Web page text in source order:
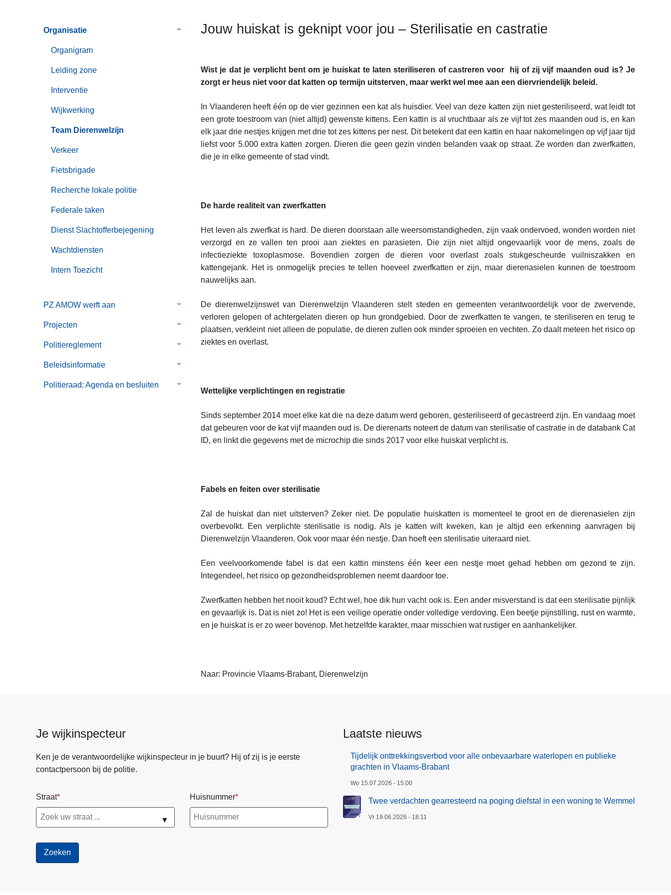
Organisatie
Submenu
Organigram
Leiding zone
Interventie
Wijkwerking
Team Dierenwelzijn
Verkeer
Fietsbrigade
Recherche lokale politie
Federale taken
Dienst Slachtofferbejegening
Wachtdiensten
Intern Toezicht
PZ AMOW werft aan
Submenu
AMOW
aan
Projecten
Submenu
Politiereglement
Submenu
Beleidsinformatie
Submenu
Beleidsinformatie
Politieraad: Agenda en besluiten
Submenu
Jouw huiskat is geknipt voor jou – Sterilisatie en castratie
Wist je dat je verplicht bent om je huiskat te laten steriliseren of castreren voor hij of zij vijf maanden oud is? Je
zorgt er heus niet voor dat katten op termijn uitsterven, maar werkt wel mee aan een diervriendelijk beleid.
In Vlaanderen heeft één op de vier gezinnen een kat als huisdier. Veel van deze katten zijn niet gesteriliseerd, wat leidt tot
een grote toestroom van (niet altijd) gewenste kittens. Een kattin is al vruchtbaar als ze vijf tot zes maanden oud is, en kan
elk jaar drie nestjes krijgen met drie tot zes kittens per nest. Dit betekent dat een kattin en haar nakomelingen op vijf jaar tijd
liefst voor 5.000 extra katten zorgen. Dieren die geen gezin vinden belanden vaak op straat. Ze worden dan zwerfkatten,
die je in elke gemeente of stad vindt.
De harde realiteit van zwerfkatten
Het leven als zwerfkat is hard. De dieren doorstaan alle weersomstandigheden, zijn vaak ondervoed, wonden worden niet
verzorgd en ze vallen ten prooi aan ziektes en parasieten. Die zijn niet altijd ongevaarlijk voor de mens, zoals de
infectieziekte toxoplasmose. Bovendien zorgen de dieren voor overlast zoals stukgescheurde vuilniszakken en
kattengejank. Het is onmogelijk precies te tellen hoeveel zwerfkatten er zijn, maar dierenasielen kunnen de toestroom
nauwelijks aan.
De dierenwelzijnswet van Dierenwelzijn Vlaanderen stelt steden en gemeenten verantwoordelijk voor de zwervende,
verloren gelopen of achtergelaten dieren op hun grondgebied. Door de zwerfkatten te vangen, te steriliseren en terug te
plaatsen, verkleint niet alleen de populatie, de dieren zullen ook minder sproeien en vechten. Zo daalt meteen het risico op
ziektes en overlast.
Wettelijke verplichtingen en registratie
Sinds september 2014 moet elke kat die na deze datum werd geboren, gesteriliseerd of gecastreerd zijn. En vandaag moet
dat gebeuren voor de kat vijf maanden oud is. De dierenarts noteert de datum van sterilisatie of castratie in de databank Cat
ID, en linkt die gegevens met de microchip die sinds 2017 voor elke huiskat verplicht is.
Fabels en feiten over sterilisatie
Zal de huiskat dan niet uitsterven? Zeker niet. De populatie huiskatten is momenteel te groot en de dierenasielen zijn
overbevolkt. Een verplichte sterilisatie is nodig. Als je katten wilt kweken, kan je altijd een erkenning aanvragen bij
Dierenwelzijn Vlaanderen. Ook voor maar één nestje. Dan hoeft een sterilisatie uiteraard niet.
Een veelvoorkomende fabel is dat een kattin minstens één keer een nestje moet gehad hebben om gezond te zijn.
Integendeel, het risico op gezondheidsproblemen neemt daardoor toe.
Zwerfkatten hebben het nooit koud? Echt wel, hoe dik hun vacht ook is. Een ander misverstand is dat een sterilisatie pijnlijk
en gevaarlijk is. Dat is niet zo! Het is een veilige operatie onder volledige verdoving. Een beetje pijnstilling, rust en warmte,
en je huiskat is er zo weer bovenop. Met hetzelfde karakter, maar misschien wat rustiger en aanhankelijker.
Naar: Provincie Vlaams-Brabant, Dierenwelzijn
Je wijkinspecteur
Ken je de verantwoordelijke wijkinspecteur in je buurt? Hij of zij is je eerste
contactpersoon bij de politie.
Straat
▼
Huisnummer
Laatste nieuws
Tijdelijk onttrekkingsverbod voor alle onbevaarbare waterlopen en publieke
grachten in Vlaams-Brabant
Wo 15.07.2026 - 15:00
Twee verdachten gearresteerd na poging diefstal in een woning te Wemmel
Vr 19.06.2026 - 18:11